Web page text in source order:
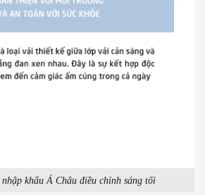
nhập khẩu Á Châu điều chỉnh sáng tối